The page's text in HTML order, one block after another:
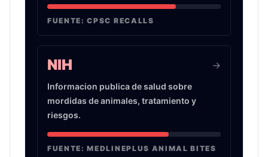
FUENTE:CPSC RECALLS
NIH
Informacion publica de salud sobre
mordidas de animales, tratamiento y
riesgos.
->
FUENTE:MEDLINEPLUS ANIMAL BITES